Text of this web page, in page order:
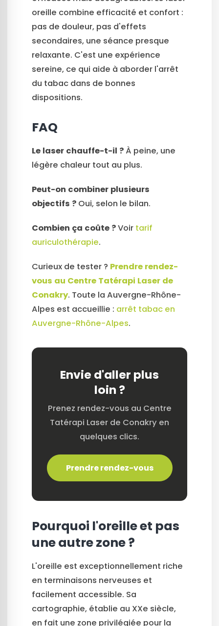
oreille combine efficacité et confort :
pas de douleur, pas d'effets
secondaires, une séance presque
relaxante. C'est une expérience
sereine, ce qui aide à aborder l'arrêt
du tabac dans de bonnes
dispositions.
FAQ
Le laser chauffe-t-il ? À peine, une
légère chaleur tout au plus.
Peut-on combiner plusieurs
objectifs ? Oui, selon le bilan.
Combien ça coûte ?Voir tarif
auriculothérapie.
Curieux de tester ? Prendre rendez-
vous au Centre Tatérapi Laser de
Conakry. Toute la Auvergne-Rhône-
Alpes est accueillie : arrêt tabac en
Auvergne-Rhône-Alpes.
Envie d'aller plus
loin ?
Prenez rendez-vous au Centre
Tatérapi Laser de Conakry en
quelques clics.
Prendre rendez-vous
Pourquoi l'oreille et pas
une autre zone ?
L'oreille est exceptionnellement riche
en terminaisons nerveuses et
facilement accessible. Sa
cartographie, établie au XXe siècle,
en fait une zone privilégiée pour la